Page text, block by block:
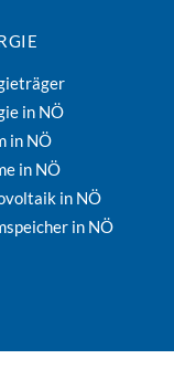
in NÖ
in NÖ
in NÖ
in NÖ
in NÖ